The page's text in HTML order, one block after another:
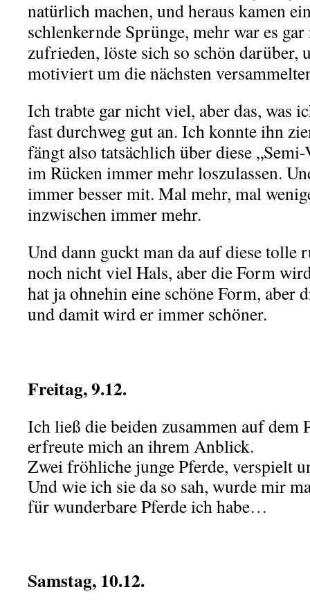
natürlich machen, und heraus kamen
schlenkernde Sprünge, mehr war es
zufrieden, löste sich so schön darüber,
motiviert um die nächsten
Ich trabte gar nicht viel, aber das, was
fast durchweg gut an. Ich konnte ihn
fängt also tatsächlich über diese
im Rücken immer mehr loszulassen.
immer besser mit. Mal mehr, mal
inzwischen immer mehr.
Und dann guckt man da auf diese tolle
noch nicht viel Hals, aber die Form
hat ja ohnehin eine schöne Form, aber
und damit wird er immer schöner.
Freitag, 9.12.
Ich ließ die beiden zusammen auf dem
erfreute mich an ihrem Anblick.
Zwei fröhliche junge Pferde, verspielt
Und wie ich sie da so sah, wurde mir
für wunderbare Pferde ich habe…
Samstag, 10.12.